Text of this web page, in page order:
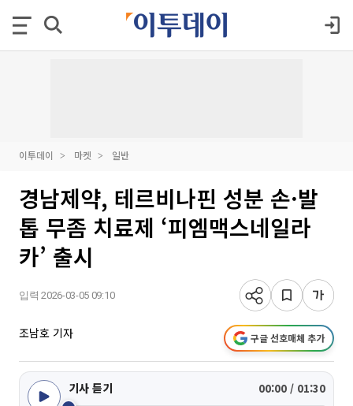
이투데이 마켓 일반
경남제약, 테르비나핀 성분 손·발
톱 무좀 치료제 ‘피엠맥스네일라
카’ 출시
입력 2026-03-05 09:10
조남호 기자 구글 선호매체 추가
기사 듣기 00:00 / 01:30